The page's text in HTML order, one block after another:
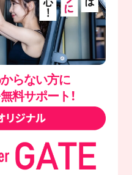
らない方に
料サポート！